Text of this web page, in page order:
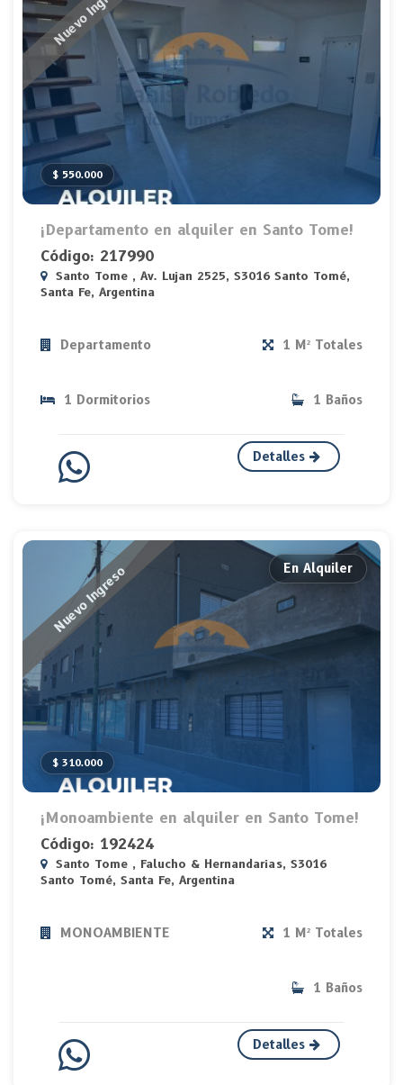
$ 550.000
¡Departamento en alquiler en Santo Tome!
Código: 217990
Santo Tome , Av. Lujan 2525, S3016 Santo Tomé,
Santa Fe, Argentina
Departamento 1 M² Totales
1 Dormitorios 1 Baños
Detalles
Nuevo Ingreso En Alquiler
$ 310.000
¡Monoambiente en alquiler en Santo Tome!
Código: 192424
Santo Tome , Falucho & Hernandarias, S3016
Santo Tomé, Santa Fe, Argentina
MONOAMBIENTE 1 M² Totales
1 Baños
Detalles